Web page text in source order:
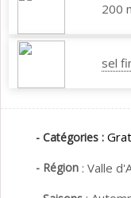
200
sel
- Catégories :
- Région : Valle